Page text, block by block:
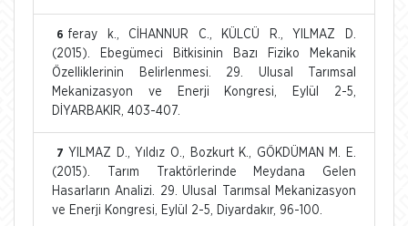
6 feray k., CİHANNUR C., KÜLCÜ R., YILMAZ D.
(2015). Ebegümeci Bitkisinin Bazı Fiziko Mekanik
Özelliklerinin Belirlenmesi. 29. Ulusal Tarımsal
Mekanizasyon ve Enerji Kongresi, Eylül 2-5,
DİYARBAKIR, 403-407.
7 YILMAZ D., Yıldız O., Bozkurt K., GÖKDÜMAN M. E.
(2015). Tarım Traktörlerinde Meydana Gelen
Hasarların Analizi. 29. Ulusal Tarımsal Mekanizasyon
ve Enerji Kongresi, Eylül 2-5, Diyardakır, 96-100.